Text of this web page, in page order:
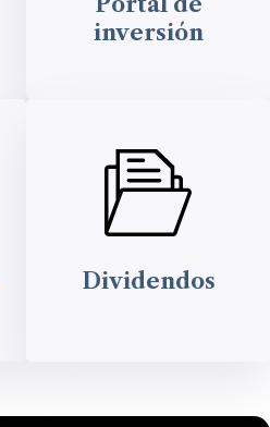
inversión
Dividendos